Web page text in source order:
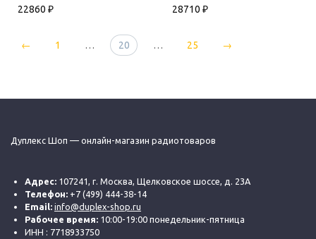
22860 ₽
28710 ₽
← 1 … 20 … 25 →
Дуплекс Шоп — онлайн-магазин радиотоваров
Адрес: 107241, г. Москва, Щелковское шоссе, д. 23А
Телефон: +7 (499) 444-38-14
Email: info@duplex-shop.ru
Рабочее время: 10:00-19:00 понедельник-пятница
ИНН : 7718933750